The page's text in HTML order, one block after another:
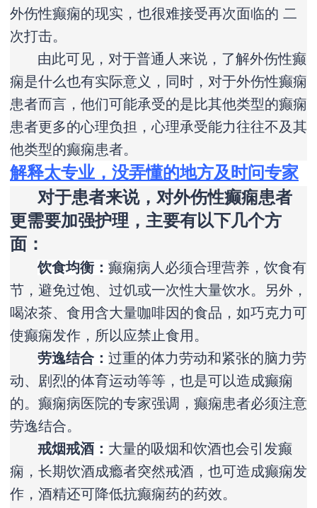
外伤性癫痫的现实，也很难接受再次面临的 二
次打击。
由此可见，对于普通人来说，了解外伤性癫
痫是什么也有实际意义，同时，对于外伤性癫痫
患者而言，他们可能承受的是比其他类型的癫痫
患者更多的心理负担，心理承受能力往往不及其
他类型的癫痫患者。
解释太专业，没弄懂的地方及时问专家
对于患者来说，对外伤性癫痫患者
更需要加强护理，主要有以下几个方
面：
饮食均衡：癫痫病人必须合理营养，饮食有
节，避免过饱、过饥或一次性大量饮水。另外，
喝浓茶、食用含大量咖啡因的食品，如巧克力可
使癫痫发作，所以应禁止食用。
劳逸结合：过重的体力劳动和紧张的脑力劳
动、剧烈的体育运动等等，也是可以造成癫痫
的。癫痫病医院的专家强调，癫痫患者必须注意
劳逸结合。
戒烟戒酒： 大量的吸烟和饮酒也会引发癫
痫，长期饮酒成瘾者突然戒酒，也可造成癫痫发
作，酒精还可降低抗癫痫药的药效。